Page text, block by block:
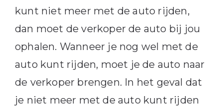
kunt niet meer met de auto rijden,
dan moet de verkoper de auto bij jou
ophalen. Wanneer je nog wel met de
auto kunt rijden, moet je de auto naar
de verkoper brengen. In het geval dat
je niet meer met de auto kunt rijden